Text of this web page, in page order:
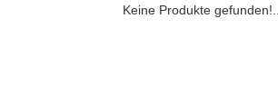
Keine Produkte gefunden!...